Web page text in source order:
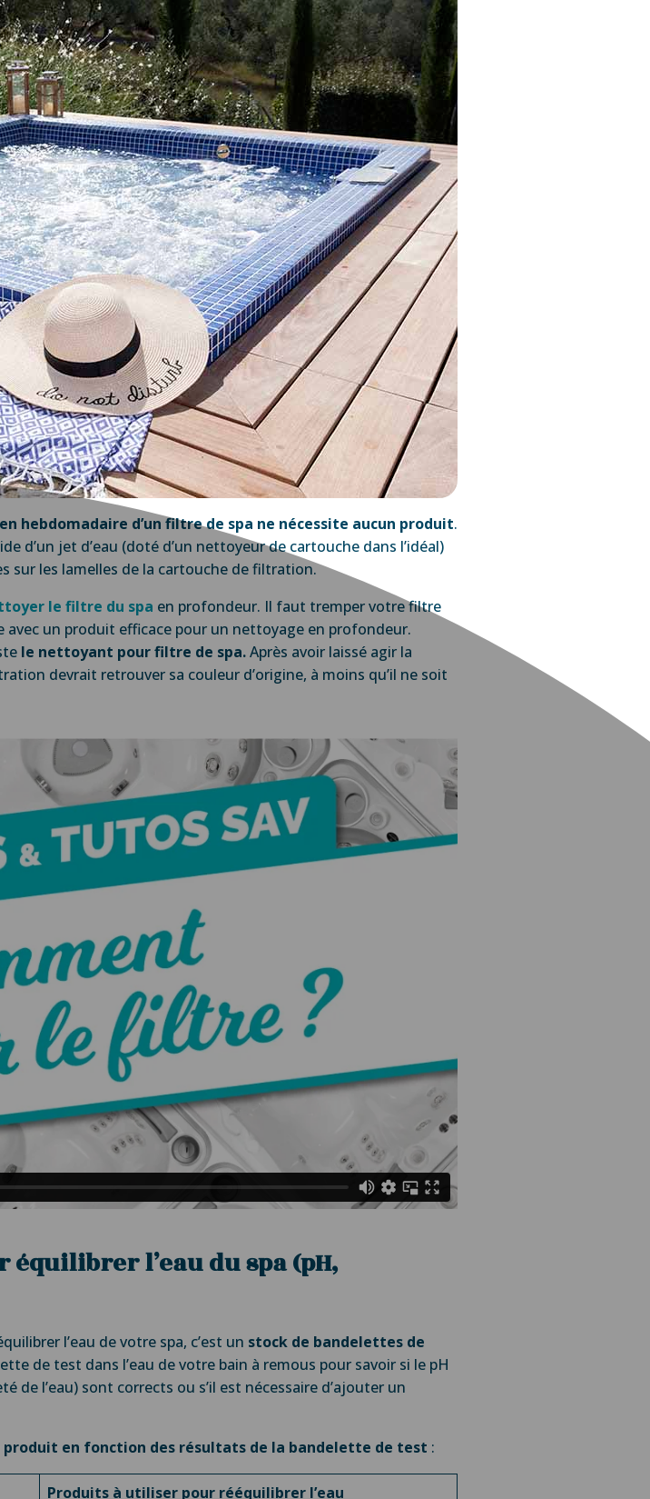
hebdomadaire d’un filtre de spa ne nécessite aucun produit.
d’un jet d’eau (doté d’un nettoyeur de cartouche dans l’idéal)
sur les lamelles de la cartouche de filtration.
le filtre du spa en profondeur. Il faut tremper votre filtre
avec un produit efficace pour un nettoyage en profondeur.
le nettoyant pour filtre de spa.Après avoir laissé agir la
devrait retrouver sa couleur d’origine, à moins qu’il ne soit
l’eau du spa (pH,
l’eau de votre spa, c’est un stock de bandelettes de
de test dans l’eau de votre bain à remous pour savoir si le pH
de l’eau) sont corrects ou s’il est nécessaire d’ajouter un
en fonction des résultats de la bandelette de test :
Produits à utiliser pour rééquilibrer l’eau